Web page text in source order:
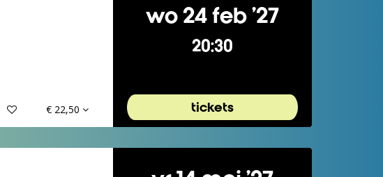
€ 22,50
wo 24 feb ’27
20:30
tickets